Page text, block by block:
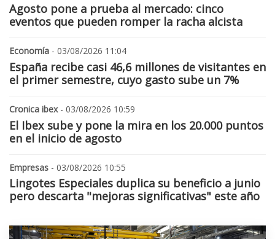
Agosto pone a prueba al mercado: cinco
eventos que pueden romper la racha alcista
Economía - 03/08/2026 11:04
España recibe casi 46,6 millones de visitantes en
el primer semestre, cuyo gasto sube un 7%
Cronica ibex- 03/08/2026 10:59
El Ibex sube y pone la mira en los 20.000 puntos
en el inicio de agosto
Empresas - 03/08/2026 10:55
Lingotes Especiales duplica su beneficio a junio
pero descarta "mejoras significativas" este año